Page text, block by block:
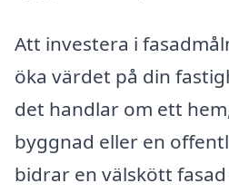
Att investera i
öka värdet på din
det handlar om ett
byggnad eller en
bidrar en välskött